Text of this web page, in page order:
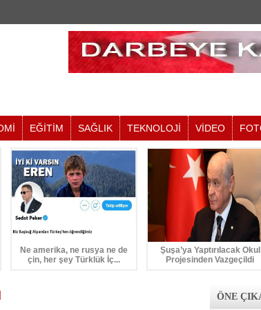
EĞİTİM SAĞLIK TEKNOLOJİ VİDEO
Ne amerika, ne rusya ne de
çin, her şey Türklük İç...
Şuşa’ya Yaptırılacak Okul
Projesinden Vazgeçildi
ÖNE